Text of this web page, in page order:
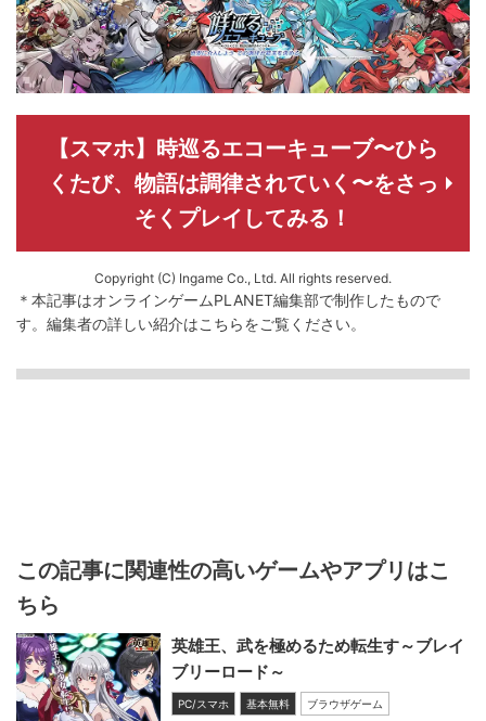
【スマホ】時巡るエコーキューブ〜ひら
くたび、物語は調律されていく〜をさっ
そくプレイしてみる！
Copyright (C) Ingame Co., Ltd. All rights reserved.
＊本記事はオンラインゲームPLANET編集部で制作したもので
す。 編集者の詳しい紹介はこちらをご覧ください。
この記事に関連性の高いゲームやアプリはこ
ちら
英雄王、武を極めるため転生す～ブレイ
ブリーロード～
PC/スマホ 基本無料 ブラウザゲーム